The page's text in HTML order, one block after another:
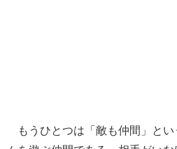
もうひとつは「敵も仲間」とい